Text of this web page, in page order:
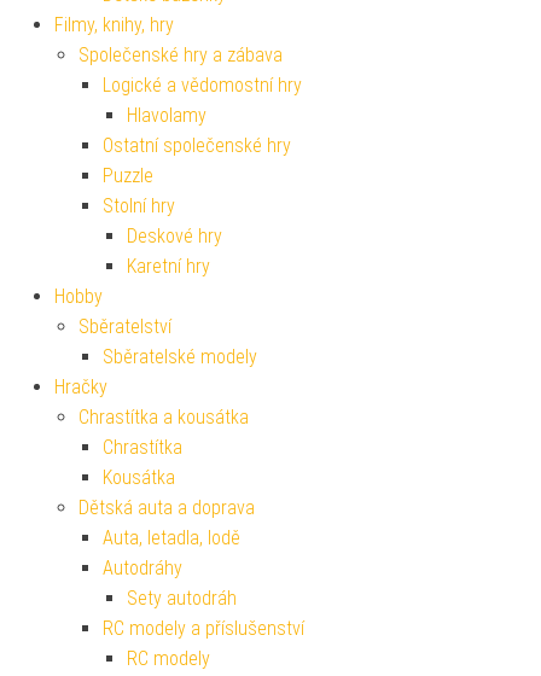
Filmy, knihy, hry
Společenské hry a zábava
Logické a vědomostní hry
Hlavolamy
Ostatní společenské hry
Puzzle
Stolní hry
Deskové hry
Karetní hry
Hobby
Sběratelství
Sběratelské modely
Hračky
Chrastítka a kousátka
Chrastítka
Kousátka
Dětská auta a doprava
Auta, letadla, lodě
Autodráhy
Sety autodráh
RC modely a příslušenství
RC modely